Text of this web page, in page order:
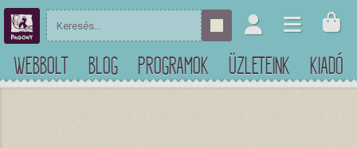
WEBBOLT BLOG PROGRAMOK ÜZLETEINK KIADÓ